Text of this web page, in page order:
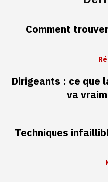
Comment
Dirigeants : ce que
va
Techniques